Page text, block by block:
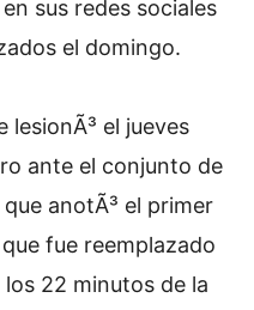
sus redes sociales
el domingo.
lesionÃ³ el jueves
ante el conjunto de
anotÃ³ el primer
fue reemplazado
22 minutos de la